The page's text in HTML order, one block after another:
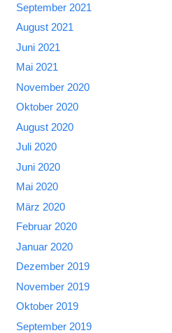
September 2021
August 2021
Juni 2021
Mai 2021
November 2020
Oktober 2020
August 2020
Juli 2020
Juni 2020
Mai 2020
März 2020
Februar 2020
Januar 2020
Dezember 2019
November 2019
Oktober 2019
September 2019